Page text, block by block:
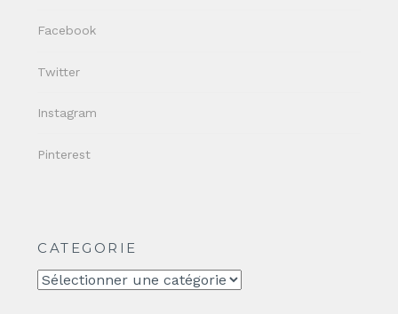
Facebook
Twitter
Instagram
Pinterest
CATEGORIE
CATEGORIE